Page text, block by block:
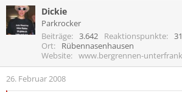
Dickie
Parkrocker
Beiträge
3.642 Reaktionspunkte
Ort
Rübennasenhausen
Website
www.bergrennen-
26. Februar 2008